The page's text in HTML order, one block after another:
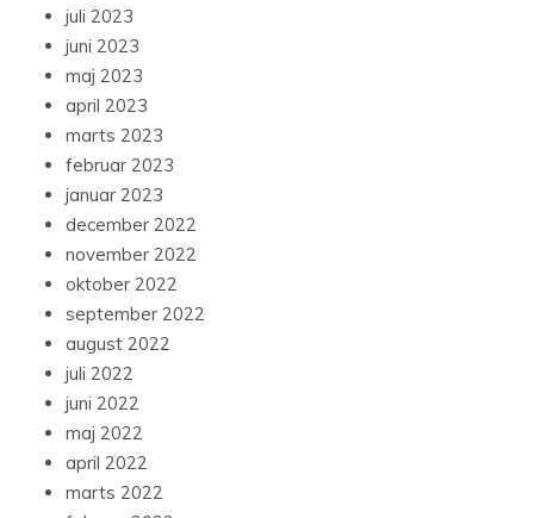
juli 2023
juni 2023
maj 2023
april 2023
marts 2023
februar 2023
januar 2023
december 2022
november 2022
oktober 2022
september 2022
august 2022
juli 2022
juni 2022
maj 2022
april 2022
marts 2022